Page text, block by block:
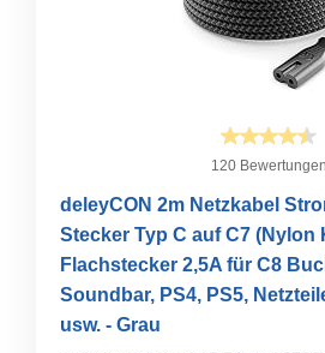
120 Bewertungen
deleyCON 2m Netzkabel
Stecker Typ C auf C7 (Nylon
Flachstecker 2,5A für C8
Soundbar, PS4, PS5,
usw. - Grau